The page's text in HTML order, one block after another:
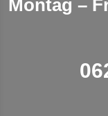
Montag –